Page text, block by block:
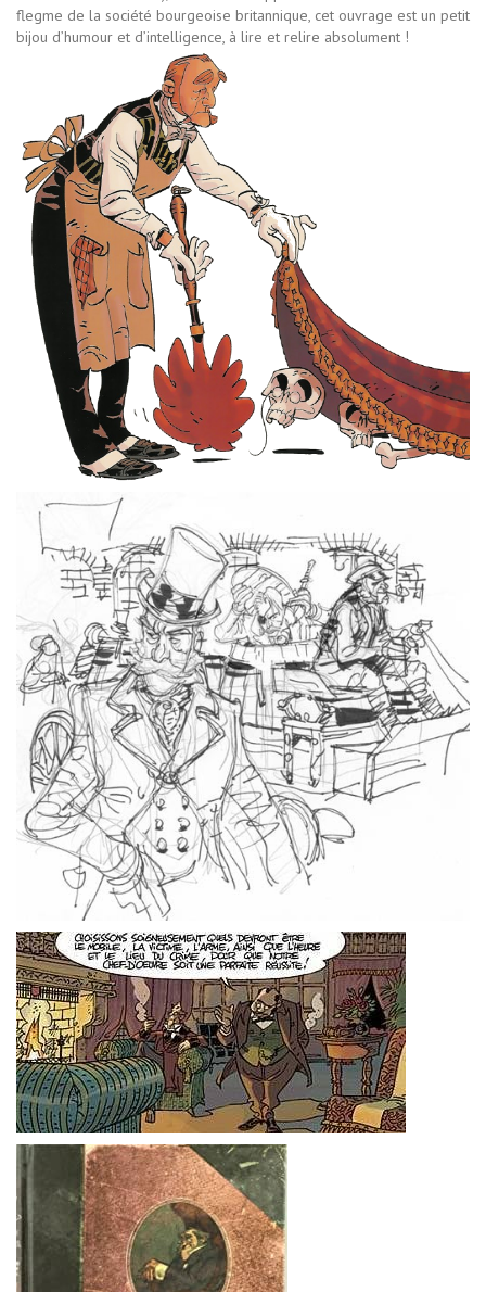
flegme de la société bourgeoise britannique, cet ouvrage est un petit
bijou d’humour et d’intelligence, à lire et relire absolument !